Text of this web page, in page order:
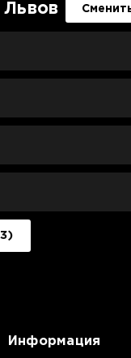
Львов
Информация